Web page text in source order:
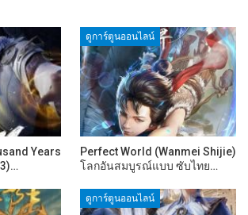
Years
ดูการ์ตูนออนไลน์
Perfect World (Wanmei Shijie)
โลกอันสมบูรณ์แบบ ซับไทย…
ดูการ์ตูนออนไลน์